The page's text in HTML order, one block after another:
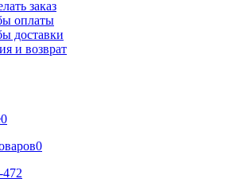
заказ
оплаты
доставки
и возврат
0
0
472